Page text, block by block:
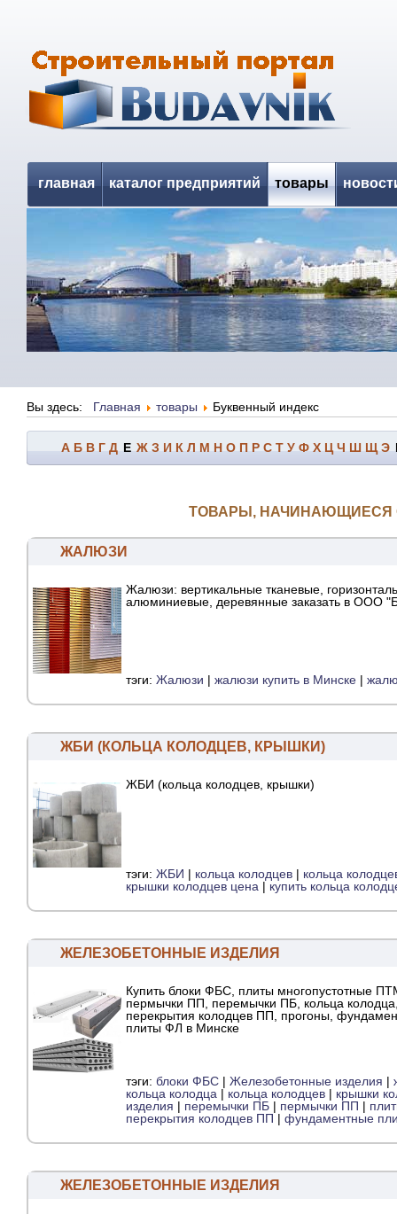
главная каталог предприятий товары
Вы здесь: Главная товары Буквенный индекс
А Б В Г Д Е Ж З И К Л М Н О П Р С Т У Ф Х Ц Ч Ш Щ Э
ТОВАРЫ, НАЧИНАЮЩИЕСЯ
ЖАЛЮЗИ
Жалюзи: вертикальные тканевые,
алюминиевые, деревянные заказать в ООО
тэги: Жалюзи | жалюзи купить в Минске |
ЖБИ (КОЛЬЦА КОЛОДЦЕВ, КРЫШКИ)
ЖБИ (кольца колодцев, крышки)
тэги: ЖБИ | кольца колодцев | кольца
крышки колодцев цена | купить кольца
ЖЕЛЕЗОБЕТОННЫЕ ИЗДЕЛИЯ
Купить блоки ФБС, плиты многопустотные
пермычки ПП, перемычки ПБ, кольца
перекрытия колодцев ПП, прогоны,
плиты ФЛ в Минске
тэги: блоки ФБС | Железобетонные изделия |
кольца колодца | кольца колодцев | крышки
изделия | перемычки ПБ | пермычки ПП |
перекрытия колодцев ПП | фундаментные
ЖЕЛЕЗОБЕТОННЫЕ ИЗДЕЛИЯ